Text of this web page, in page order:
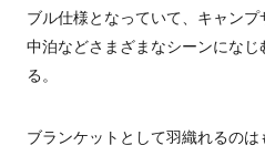
ブル仕様となっていて、キャン
中泊などさまざまなシーンにな
る。
ブランケットとして羽織れるの